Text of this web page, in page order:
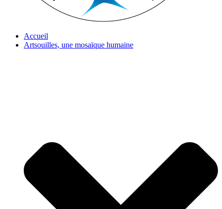
Accueil
Artsouilles, une mosaïque humaine